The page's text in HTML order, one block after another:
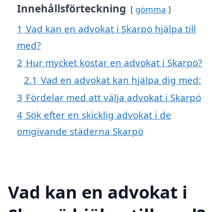
Innehållsförteckning gömma
1 Vad kan en advokat i Skarpö hjälpa till
med?
2 Hur mycket kostar en advokat i Skarpö?
2.1 Vad en advokat kan hjälpa dig med:
3 Fördelar med att välja advokat i Skarpö
4 Sök efter en skicklig advokat i de
omgivande städerna Skarpö
Vad kan en advokat i